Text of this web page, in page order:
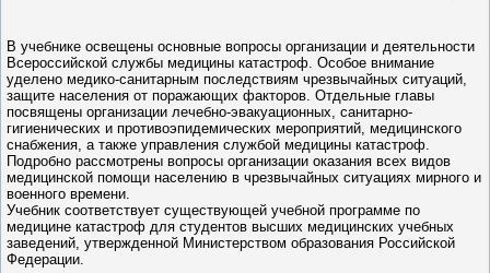
В учебнике освещены основные вопросы организации и деятельности
Всероссийской службы медицины катастроф. Особое внимание
уделено медико-санитарным последствиям чрезвычайных ситуаций,
защите населения от поражающих факторов. Отдельные главы
посвящены организации лечебно-эвакуационных, санитарно-
гигиенических и противоэпидемических мероприятий, медицинского
снабжения, а также управления службой медицины катастроф.
Подробно рассмотрены вопросы организации оказания всех видов
медицинской помощи населению в чрезвычайных ситуациях мирного и
военного времени.
Учебник соответствует существующей учебной программе по
медицине катастроф для студентов высших медицинских учебных
заведений, утвержденной Министерством образования Российской
Федерации.